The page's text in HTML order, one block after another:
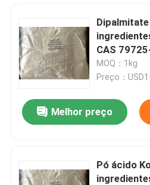
Controle da qualidade
Contacte-nos
Peça umas citações
Material de revestimento
CAS
MOQ：1kg
Preço：
Melhor preço
Pó ácido